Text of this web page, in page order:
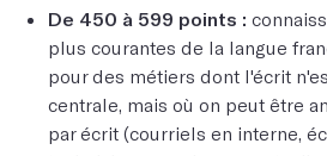
De 450 à 599 points :
plus courantes de la langue
pour des métiers dont l'écrit
centrale, mais où on peut être
par écrit (courriels en interne,